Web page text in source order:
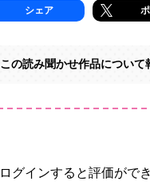
シェア
この読み聞かせ作品について
ログインすると評価がで